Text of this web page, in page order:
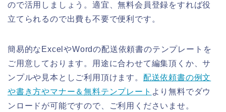
ので活用しましょう。適宜、無料会員登録をすれば役
立てられるので出費も不要で便利です。
簡易的なExcelやWordの配送依頼書のテンプレートを
ご用意しております。用途に合わせて編集頂くか、サ
ンプルや見本としご利用頂けます。 配送依頼書の例文
や書き方やマナー＆無料テンプレート より無料でダウ
ンロードが可能ですので、ご利用くださいませ。